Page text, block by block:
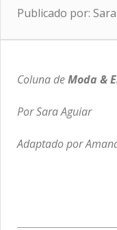
Publicado por:
Coluna deModa &
Por Sara Aguiar
Adaptado por